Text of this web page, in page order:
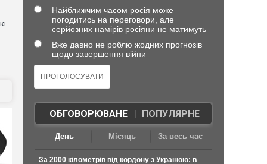
Найближчим часом росія може
погодитись на переговори, але
серйозних намірів росіяни не матимуть
Вже давно не роблю жодних прогнозів
щодо завершення війни
ОБГОВОРЮВАНЕ| ПОПУЛЯРНЕ
День Місяць За весь час
За 2000 кілометрів від кордону з Україною: в